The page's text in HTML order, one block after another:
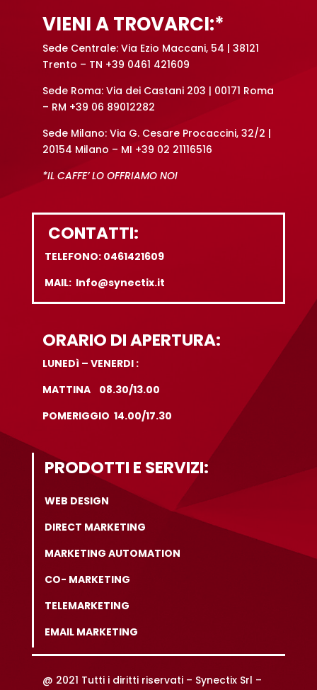
VIENI A TROVARCI:*
Sede Centrale: Via Ezio Maccani, 54 | 38121
Trento – TN +39 0461 421609
Sede Roma: Via dei Castani 203 | 00171 Roma
– RM +39 06 89012282
Sede Milano: Via G. Cesare Procaccini, 32/2 |
20154 Milano – MI +39 02 21116516
*IL CAFFE’ LO OFFRIAMO NOI
CONTATTI:
TELEFONO: 0461421609
MAIL: Info@synectix.it
ORARIO DI APERTURA:
LUNEDì – VENERDI :
MATTINA 08.30/13.00
POMERIGGIO 14.00/17.30
PRODOTTI E SERVIZI:
WEB DESIGN
DIRECT MARKETING
MARKETING AUTOMATION
CO- MARKETING
TELEMARKETING
EMAIL MARKETING
@ 2021 Tutti i diritti riservati – Synectix Srl –